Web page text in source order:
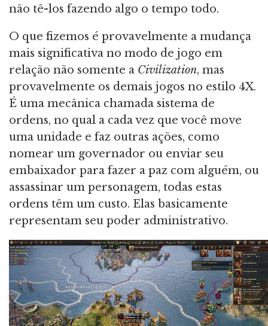
não tê-los fazendo algo o tempo todo.
O que fizemos é provavelmente a mudança
mais significativa no modo de jogo em
relação não somente a Civilization, mas
provavelmente os demais jogos no estilo 4X.
É uma mecânica chamada sistema de
ordens, no qual a cada vez que você move
uma unidade e faz outras ações, como
nomear um governador ou enviar seu
embaixador para fazer a paz com alguém, ou
assassinar um personagem, todas estas
ordens têm um custo. Elas basicamente
representam seu poder administrativo.